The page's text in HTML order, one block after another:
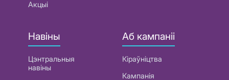
Акцыі
Навіны
Цэнтральныя
навіны
Аб кампаніі
Кіраўніцтва
Кампанія